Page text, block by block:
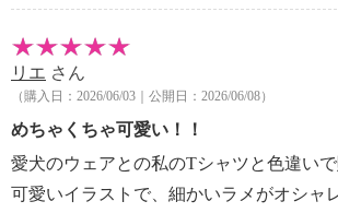
・Ｓ：２〜３．５ｋｇ、チワワ、トイプ
め）、ヨークシャテリア、猫等
・Ｍ：３．５〜５ｋｇ、トイプードル（
チーズ、シーズー等
ャバリア（小さめ）等
・ＬＬ：６．５〜８ｋｇ、柴犬、コー
リエ さん
（購入日：2026/06/03｜公開日：2026/06/08）
めちゃくちゃ可愛い！！
愛犬のウェアとの私のTシャツと色違いで
可愛いイラストで、細かいラメがオシャ